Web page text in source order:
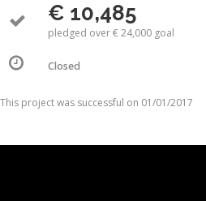
€ 10,485
pledged over € 24,000 goal
Closed
This project was successful on 01/01/2017